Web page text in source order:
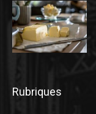
Rubriques